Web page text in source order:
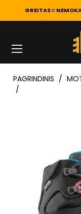
GREITASir
PAGRINDINIS